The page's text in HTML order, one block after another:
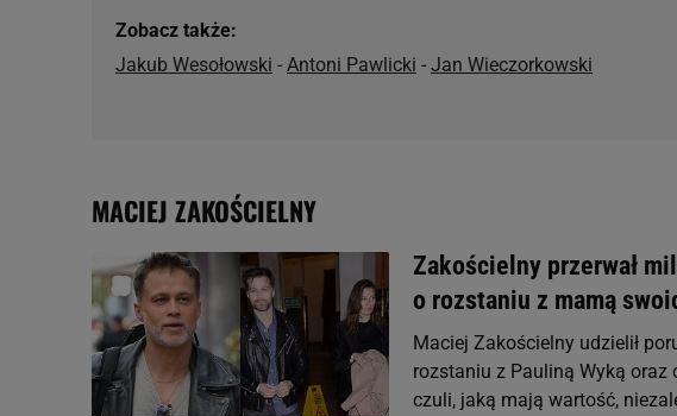
Zobacz także:
Jakub Wesołowski - Antoni Pawlicki - Jan Wieczorkowski
MACIEJ ZAKOŚCIELNY
Zakościelny przerwał
o rozstaniu z mamą
Maciej Zakościelny udzielił
rozstaniu z Pauliną Wyką oraz
czuli, jaką mają wartość,